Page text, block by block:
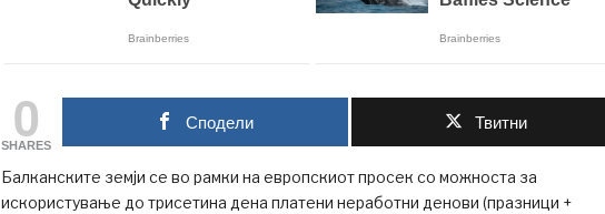
0
SHARES
Сподели Твитни
Балканските земји се во рамки на европскиот просек со можноста за
искористување до трисетина дена платени неработни денови (празници +